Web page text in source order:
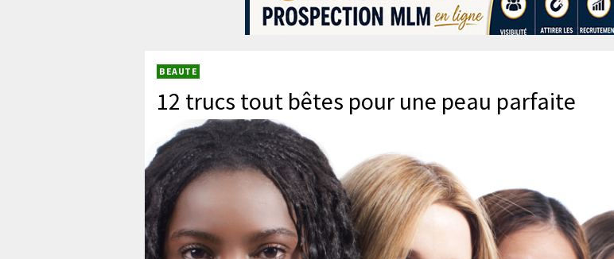
BEAUTE
12 trucs tout bêtes pour une peau parfaite